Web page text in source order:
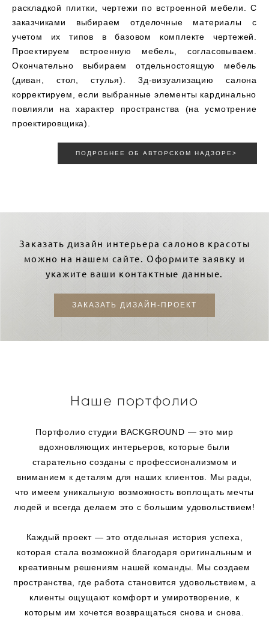
раскладкой плитки, чертежи по встроенной мебели. С
заказчиками выбираем отделочные материалы с
учетом их типов в базовом комплекте чертежей.
Проектируем встроенную мебель, согласовываем.
Окончательно выбираем отдельностоящую мебель
(диван, стол, стулья). 3д-визуализацию салона
корректируем, если выбранные элементы кардинально
повлияли на характер пространства (на усмотрение
проектировщика).
ПОДРОБНЕЕ ОБ АВТОРСКОМ НАДЗОРЕ>
Заказать дизайн интерьера салонов красоты
можно на нашем сайте. Оформите заявку и
укажите ваши контактные данные.
ЗАКАЗАТЬ ДИЗАЙН-ПРОЕКТ
Наше портфолио
Портфолио студии BACKGROUND — это мир
вдохновляющих интерьеров, которые были
старательно созданы с профессионализмом и
вниманием к деталям для наших клиентов. Мы рады,
что имеем уникальную возможность воплощать мечты
людей и всегда делаем это с большим удовольствием!
Каждый проект — это отдельная история успеха,
которая стала возможной благодаря оригинальным и
креативным решениям нашей команды. Мы создаем
пространства, где работа становится удовольствием, а
клиенты ощущают комфорт и умиротворение, к
которым им хочется возвращаться снова и снова.